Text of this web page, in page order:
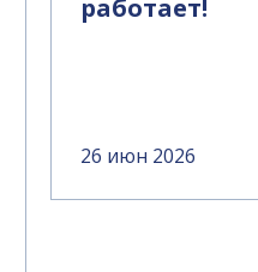
работает!
26 июн 2026